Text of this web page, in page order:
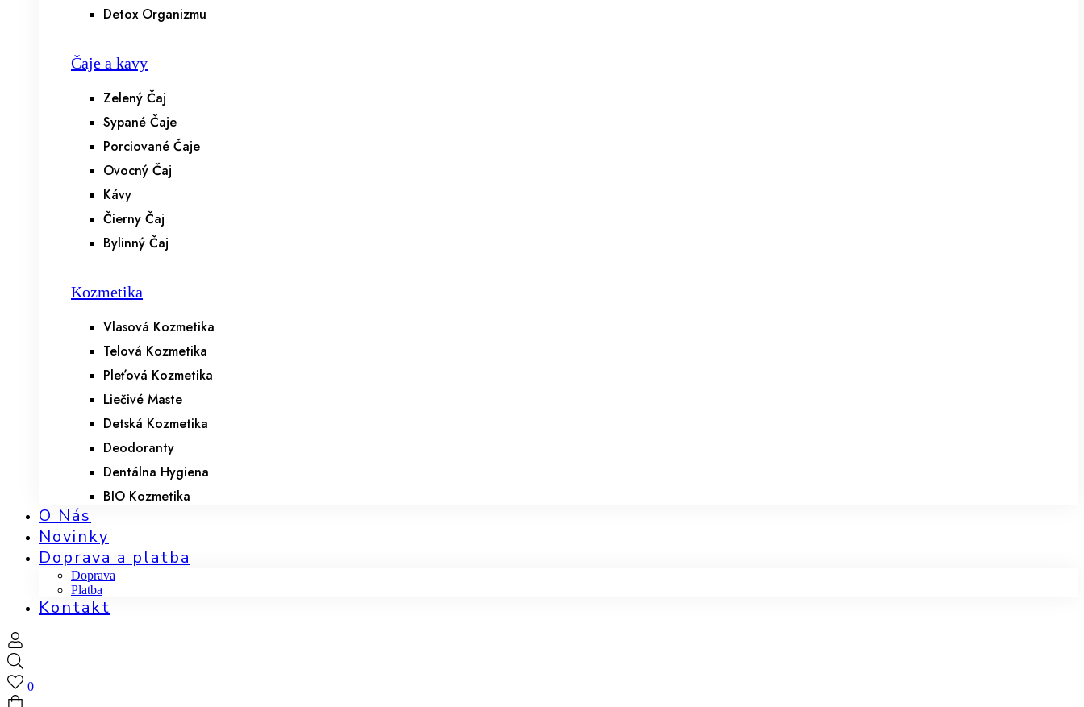
Detox Organizmu
Čaje a kavy
Zelený Čaj
Sypané Čaje
Porciované Čaje
Ovocný Čaj
Kávy
Čierny Čaj
Bylinný Čaj
Kozmetika
Vlasová Kozmetika
Telová Kozmetika
Pleťová Kozmetika
Liečivé Maste
Detská Kozmetika
Deodoranty
Dentálna Hygiena
BIO Kozmetika
O Nás
Novinky
Doprava a platba
Doprava
Platba
Kontakt
0